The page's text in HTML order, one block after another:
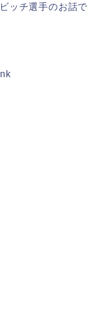
ッチ選手のお話で